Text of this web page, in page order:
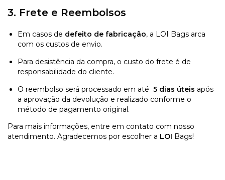
3. Frete e Reembolsos
Em casos de defeito de fabricação, a LOI Bags arca
com os custos de envio.
Para desistência da compra, o custo do frete é de
responsabilidade do cliente.
O reembolso será processado em até 5 dias úteis após
a aprovação da devolução e realizado conforme o
método de pagamento original.
Para mais informações, entre em contato com nosso
atendimento. Agradecemos por escolher a LOI Bags!